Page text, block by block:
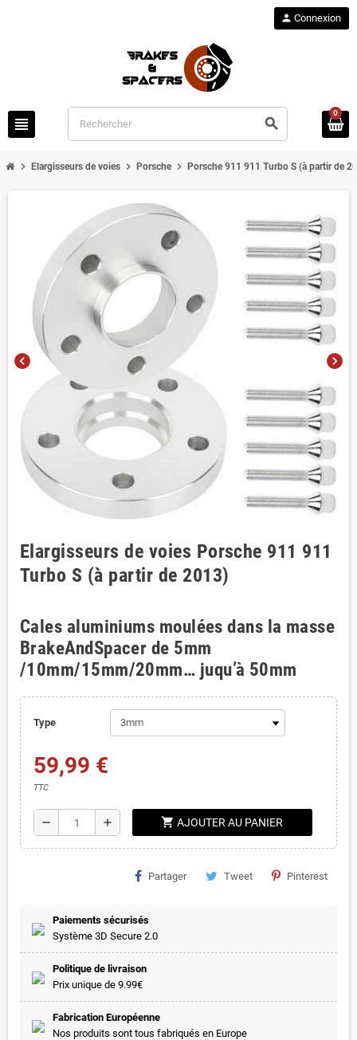
view_headline search
person Connexion
0
chevron_right Elargisseurs de voies chevron_right Porsche chevron_right Porsche 911 911 Turbo S (à partir de
chevron_left chevron_right
Elargisseurs de voies Porsche 911 911
Turbo S (à partir de 2013)
Cales aluminiums moulées dans la masse
BrakeAndSpacer de 5mm
/10mm/15mm/20mm… juqu’à 50mm
Type
59,99 €
TTC
remove add shopping_cart AJOUTER AU PANIER
Partager Tweet Pinterest
Paiements sécurisés
Système 3D Secure 2.0
Politique de livraison
Prix unique de 9.99€
Fabrication Européenne
Nos produits sont tous fabriqués en Europe